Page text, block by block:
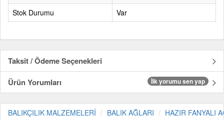
Stok Durumu
Var
Taksit / Ödeme Seçenekleri
Ürün Yorumları
İlk yorumu sen yap
BALIKÇILIK MALZEMELERİ BALIK AĞLARI HAZIR FANYALI